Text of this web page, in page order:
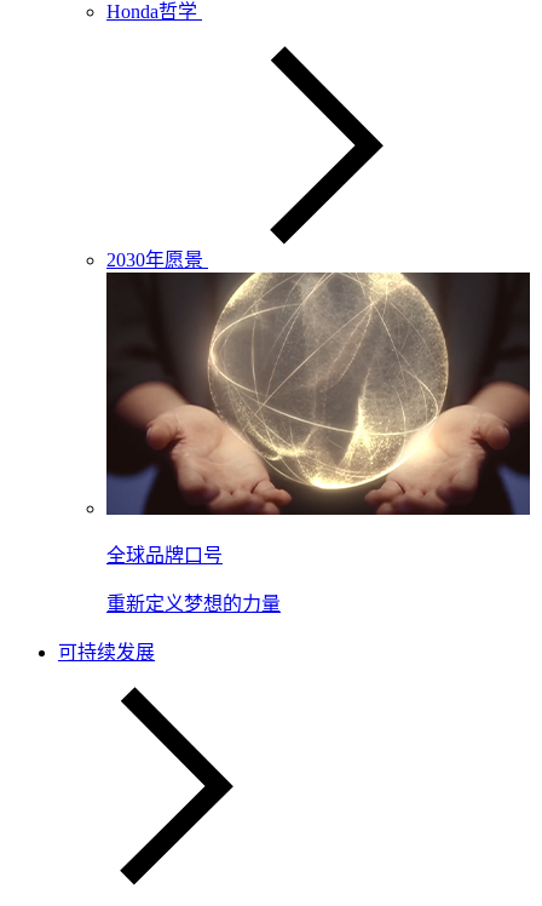
Honda哲学
2030年愿景
全球品牌口号
重新定义梦想的力量
可持续发展